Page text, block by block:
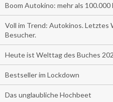
Boom Autokino: mehr als
Voll im Trend: Autokinos. Letztes
Besucher.
Heute ist Welttag des Buches
Bestseller im Lockdown
Das unglaubliche Hochbeet